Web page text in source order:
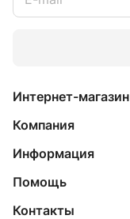
Интернет-магазин
Компания
Информация
Помощь
Контакты